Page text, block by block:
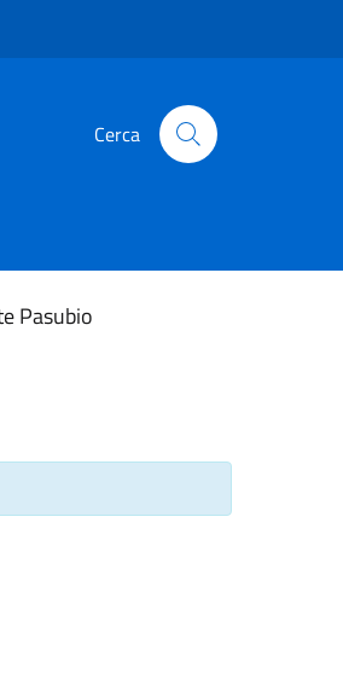
Cerca
Pasubio